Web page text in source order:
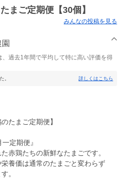
まご定期便【30個】
みんなの投稿を見る
、過去1年間で平均して特に高い評価を得
。 詳しくはこちら
たまご定期便】
定期便』
赤鶏たちの新鮮なたまごです。
養価は通常のたまごと変わらず
。